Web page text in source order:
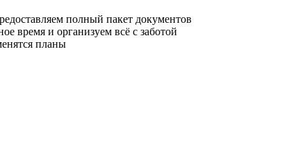
полный пакет документов
время и организуем всё с заботой
планы